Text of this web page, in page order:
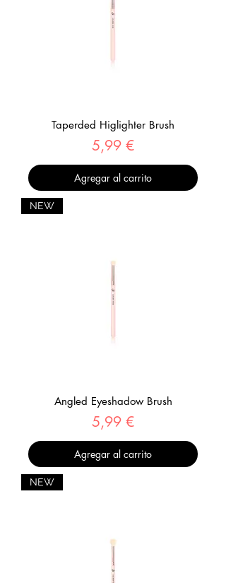
Taperded Higlighter Brush
Precio
5,99 €
Agregar al carrito
NEW
Angled Eyeshadow Brush
Precio
5,99 €
Agregar al carrito
NEW